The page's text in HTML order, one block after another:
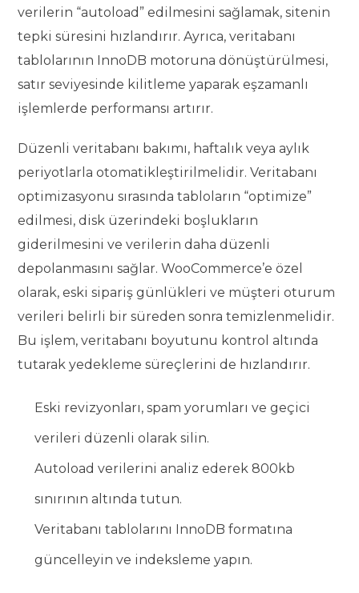
verilerin “autoload” edilmesini sağlamak, sitenin
tepki süresini hızlandırır. Ayrıca, veritabanı
tablolarının InnoDB motoruna dönüştürülmesi,
satır seviyesinde kilitleme yaparak eşzamanlı
işlemlerde performansı artırır.
Düzenli veritabanı bakımı, haftalık veya aylık
periyotlarla otomatikleştirilmelidir. Veritabanı
optimizasyonu sırasında tabloların “optimize”
edilmesi, disk üzerindeki boşlukların
giderilmesini ve verilerin daha düzenli
depolanmasını sağlar. WooCommerce’e özel
olarak, eski sipariş günlükleri ve müşteri oturum
verileri belirli bir süreden sonra temizlenmelidir.
Bu işlem, veritabanı boyutunu kontrol altında
tutarak yedekleme süreçlerini de hızlandırır.
Eski revizyonları, spam yorumları ve geçici
verileri düzenli olarak silin.
Autoload verilerini analiz ederek 800kb
sınırının altında tutun.
Veritabanı tablolarını InnoDB formatına
güncelleyin ve indeksleme yapın.